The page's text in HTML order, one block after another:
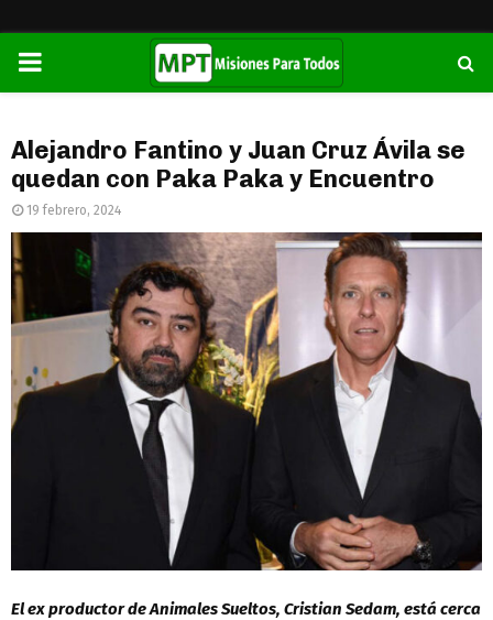
PRIMARY
Alejandro Fantino y Juan Cruz Ávila se
quedan con Paka Paka y Encuentro
19 febrero, 2024
El ex productor de Animales Sueltos, Cristian Sedam, está cerca